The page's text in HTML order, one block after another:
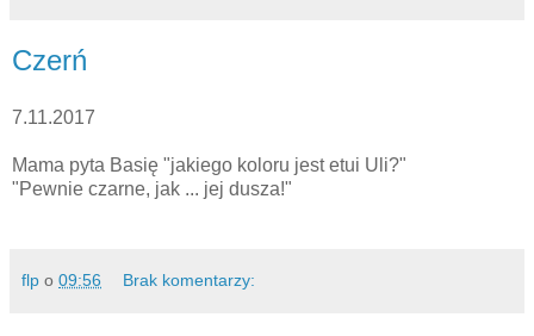
Czerń
7.11.2017
Mama pyta Basię "jakiego koloru jest etui Uli?"
"Pewnie czarne, jak ... jej dusza!"
flp o 09:56 Brak komentarzy: